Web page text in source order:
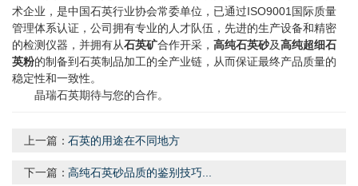
术企业，是中国石英行业协会常委单位，已通过ISO9001国际质量
管理体系认证，公司拥有专业的人才队伍，先进的生产设备和精密
的检测仪器，并拥有从石英矿合作开采， 高纯石英砂及高纯超细石
英粉的制备到石英制品加工的全产业链，从而保证最终产品质量的
稳定性和一致性。
晶瑞石英期待与您的合作。
上一篇：石英的用途在不同地方
下一篇：高纯石英砂品质的鉴别技巧...